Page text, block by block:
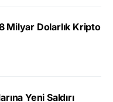
Milyar Dolarlık Kripto
Yeni Saldırı